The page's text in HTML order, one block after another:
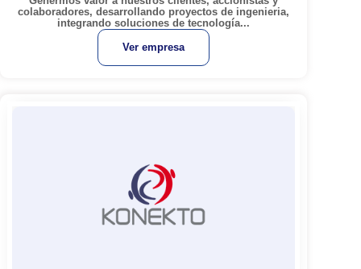
colaboradores, desarrollando proyectos de ingenieria,
integrando soluciones de tecnología...
Ver empresa